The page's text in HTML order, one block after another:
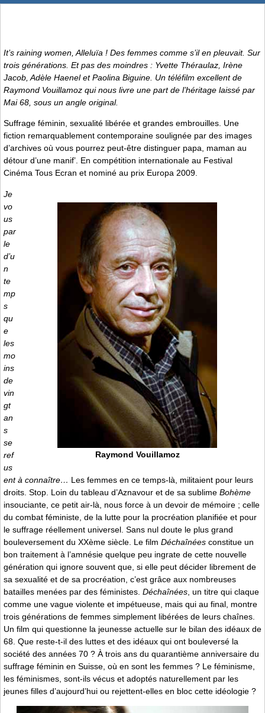
It’s raining women, Alleluïa ! Des femmes comme s’il en pleuvait. Sur
trois générations. Et pas des moindres : Yvette Théraulaz, Irène
Jacob, Adèle Haenel et Paolina Biguine. Un téléfilm excellent de
Raymond Vouillamoz qui nous livre une part de l’héritage laissé par
Mai 68, sous un angle original.
Suffrage féminin, sexualité libérée et grandes embrouilles. Une
fiction remarquablement contemporaine soulignée par des images
d’archives où vous pourrez peut-être distinguer papa, maman au
détour d’une manif’. En compétition internationale au Festival
Cinéma Tous Ecran et nominé au prix Europa 2009.
Raymond Vouillamoz
Je
vo
us
par
le
d’u
n
te
mp
s
qu
e
les
mo
ins
de
vin
gt
an
s
se
ref
us
ent à connaître… Les femmes en ce temps-là, militaient pour leurs
droits. Stop. Loin du tableau d’Aznavour et de sa sublime Bohème
insouciante, ce petit air-là, nous force à un devoir de mémoire ; celle
du combat féministe, de la lutte pour la procréation planifiée et pour
le suffrage réellement universel. Sans nul doute le plus grand
bouleversement du XXème siècle. Le film Déchaînées constitue un
bon traitement à l’amnésie quelque peu ingrate de cette nouvelle
génération qui ignore souvent que, si elle peut décider librement de
sa sexualité et de sa procréation, c’est grâce aux nombreuses
batailles menées par des féministes. Déchaînées , un titre qui claque
comme une vague violente et impétueuse, mais qui au final, montre
trois générations de femmes simplement libérées de leurs chaînes.
Un film qui questionne la jeunesse actuelle sur le bilan des idéaux de
68. Que reste-t-il des luttes et des idéaux qui ont bouleversé la
société des années 70 ? À trois ans du quarantième anniversaire du
suffrage féminin en Suisse, où en sont les femmes ? Le féminisme,
les féminismes, sont-ils vécus et adoptés naturellement par les
jeunes filles d’aujourd’hui ou rejettent-elles en bloc cette idéologie ?